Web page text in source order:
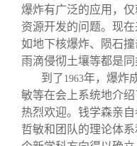
爆炸有广泛的应用，
资源开发的问题。现
如地下核爆炸、陨石
雨滴侵彻土壤等都是同
到了 1963年，爆炸
敏等在会上系统地介
热烈欢迎。钱学森亲
哲敏和团队的理论体